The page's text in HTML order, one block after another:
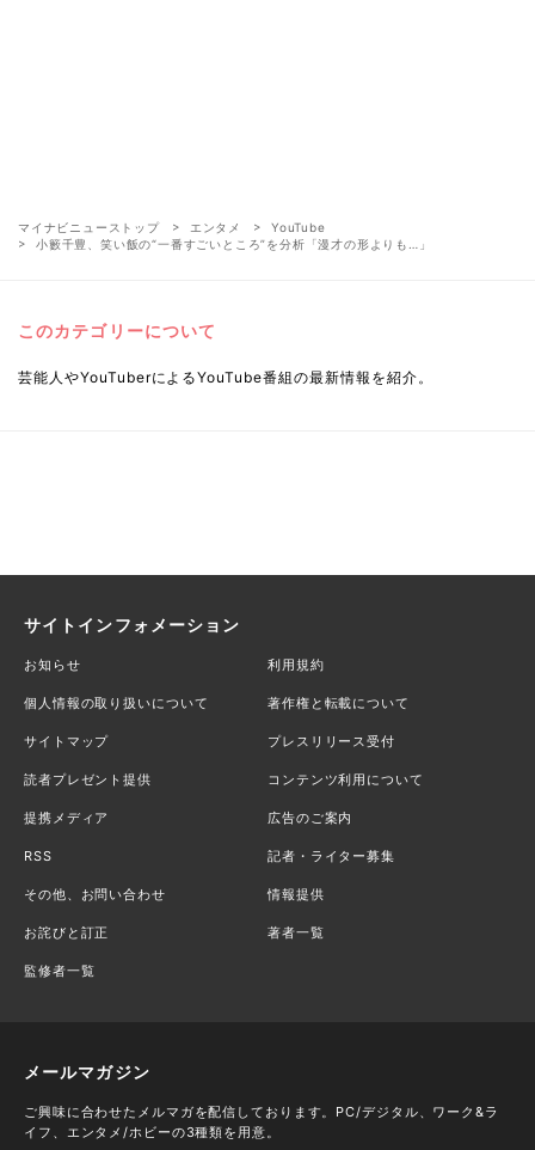
マイナビニューストップ エンタメ
YouTube
小籔千豊、笑い飯の“一番すごいところ”を分析「漫才の形よりも…」
このカテゴリーについて
芸能人やYouTuberによるYouTube番組の最新情報を紹介。
サイトインフォメーション
お知らせ 利用規約
個人情報の取り扱いについて 著作権と転載について
サイトマップ プレスリリース受付
読者プレゼント提供 コンテンツ利用について
提携メディア 広告のご案内
RSS 記者・ライター募集
その他、お問い合わせ 情報提供
お詫びと訂正 著者一覧
監修者一覧
メールマガジン
ご興味に合わせたメルマガを配信しております。PC/デジタル、ワーク&ラ
イフ、エンタメ/ホビーの3種類を用意。